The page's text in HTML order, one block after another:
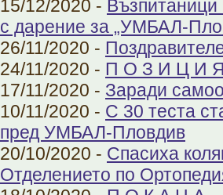
15/12/2020 -
с дарение за „УМБАЛ-
26/11/2020 -
24/11/2020 - П О З И Ц И
17/11/2020 - Заради
10/11/2020 - С 30 теста
пред УМБАЛ-Пловдив
20/10/2020 - Спасиха
Отделението по